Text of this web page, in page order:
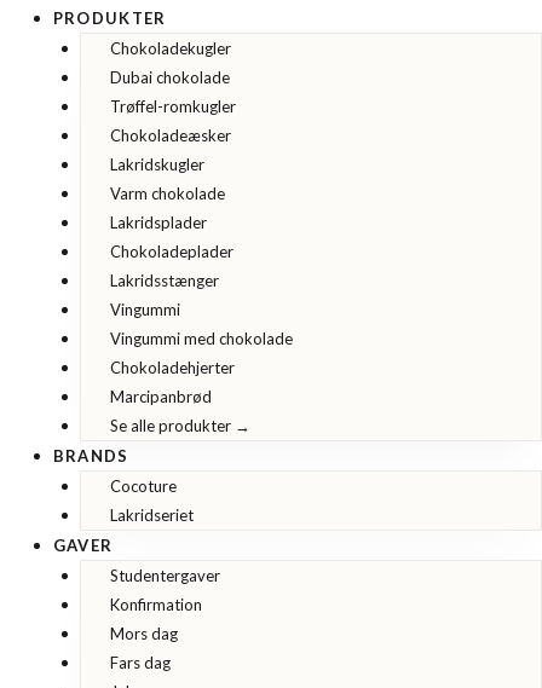
PRODUKTER
Chokoladekugler
Dubai chokolade
Trøffel-romkugler
Chokoladeæsker
Lakridskugler
Varm chokolade
Lakridsplader
Chokoladeplader
Lakridsstænger
Vingummi
Vingummi med chokolade
Chokoladehjerter
Marcipanbrød
Se alle produkter →
BRANDS
Cocoture
Lakridseriet
GAVER
Studentergaver
Konfirmation
Mors dag
Fars dag